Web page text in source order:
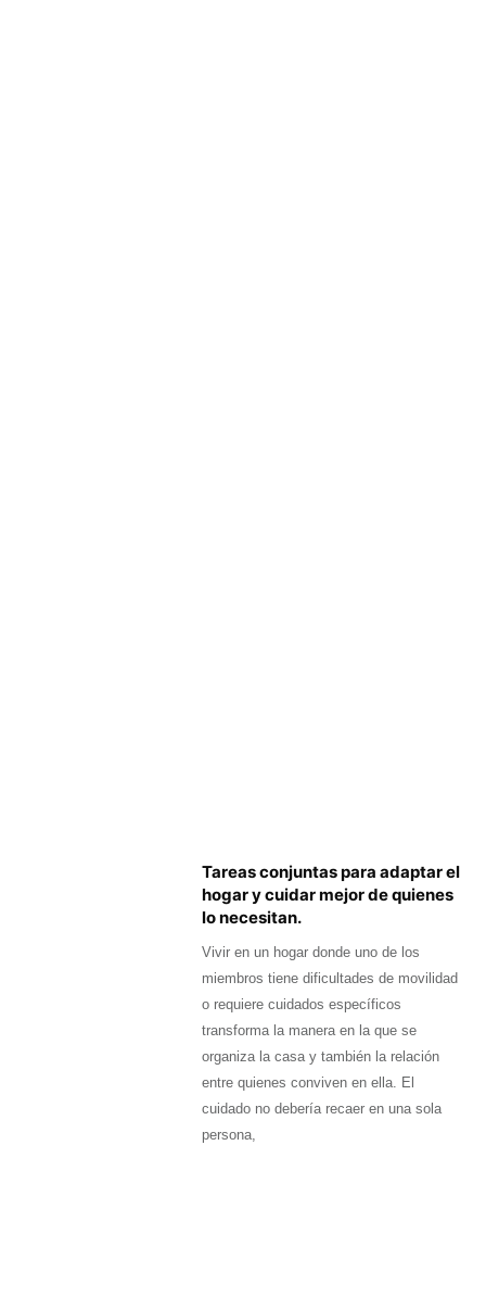
Tareas conjuntas para adaptar el
hogar y cuidar mejor de quienes
lo necesitan.
Vivir en un hogar donde uno de los
miembros tiene dificultades de movilidad
o requiere cuidados específicos
transforma la manera en la que se
organiza la casa y también la relación
entre quienes conviven en ella. El
cuidado no debería recaer en una sola
persona,